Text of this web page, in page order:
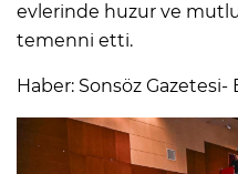
evlerinde huzur ve
temenni etti.
Haber: Sonsöz